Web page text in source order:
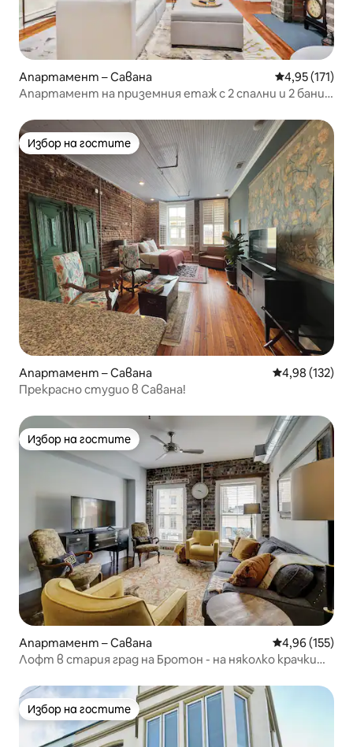
Апартамент – Савана Средна
4,95 (171)
Апартамент на приземния етаж с 2 спални и 2 бани в
Избор на гостите
Избор на гостите
Апартамент – Савана Средна
4,98 (132)
Прекрасно студио в Савана!
Избор на гостите
Избор на гостите
Апартамент – Савана Средна
4,96 (155)
Лофт в стария град на Бротон - на няколко крачки
Избор на гостите
Избор на гостите